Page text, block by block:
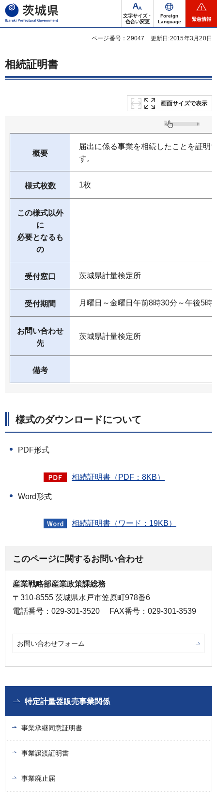
茨城県
文字サイズ・
色合い変更
Foreign
Language
緊急情報
ページ番号：29047 更新日:2015年3月20日
相続証明書
画面サイズで表示
概要
届出に係る事業を相続したことを証明
す。
様式枚数 1枚
この様式以外
に
必要となるも
の
受付窓口 茨城県計量検定所
受付期間 月曜日～金曜日午前8時30分～午後5時
お問い合わせ
先
茨城県計量検定所
備考
様式のダウンロードについて
PDF形式
相続証明書（PDF：8KB）
Word形式
相続証明書（ワード：19KB）
このページに関するお問い合わせ
産業戦略部産業政策課総務
〒310-8555 茨城県水戸市笠原町978番6
電話番号：029-301-3520
FAX番号：029-301-3539
お問い合わせフォーム
特定計量器販売事業関係
事業承継同意証明書
事業譲渡証明書
事業廃止届